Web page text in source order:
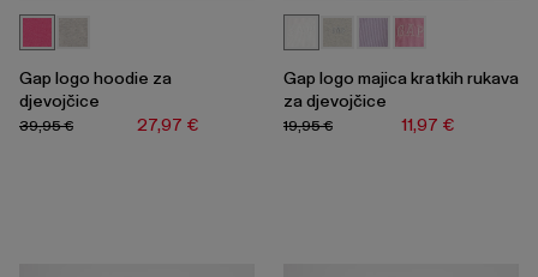
Gap logo hoodie za
djevojčice
27,97 €
39,95 €
Gap logo majica kratkih rukava
za djevojčice
11,97 €
19,95 €